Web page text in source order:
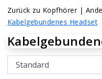
Zurück zu Kopfhörer|
Kabelgebundenes Headset